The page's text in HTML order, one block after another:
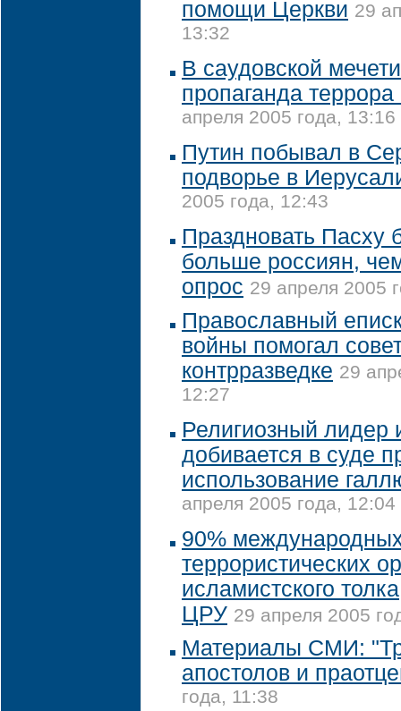
помощи Церкви 29
13:32
В саудовской
пропаганда
апреля 2005 года, 13:16
Путин побывал в
подворье в
2005 года, 12:43
Праздновать Пасху
больше россиян,
опрос 29 апреля 2005
Православный
войны помогал
контрразведке 29
12:27
Религиозный лидер
добивается в суде
использование
апреля 2005 года, 12:04
90%
террористических
исламистского
ЦРУ 29 апреля 2005
Материалы СМИ:
апостолов и
года, 11:38